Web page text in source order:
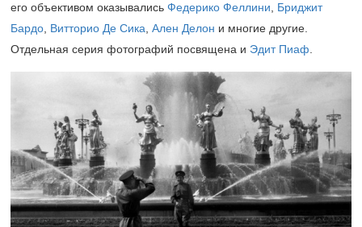
его объективом оказывались Федерико Феллини
Бриджит
Бардо Витторио Де Сика Ален Делон и многие другие.
Отдельная серия фотографий посвящена и Эдит Пиаф